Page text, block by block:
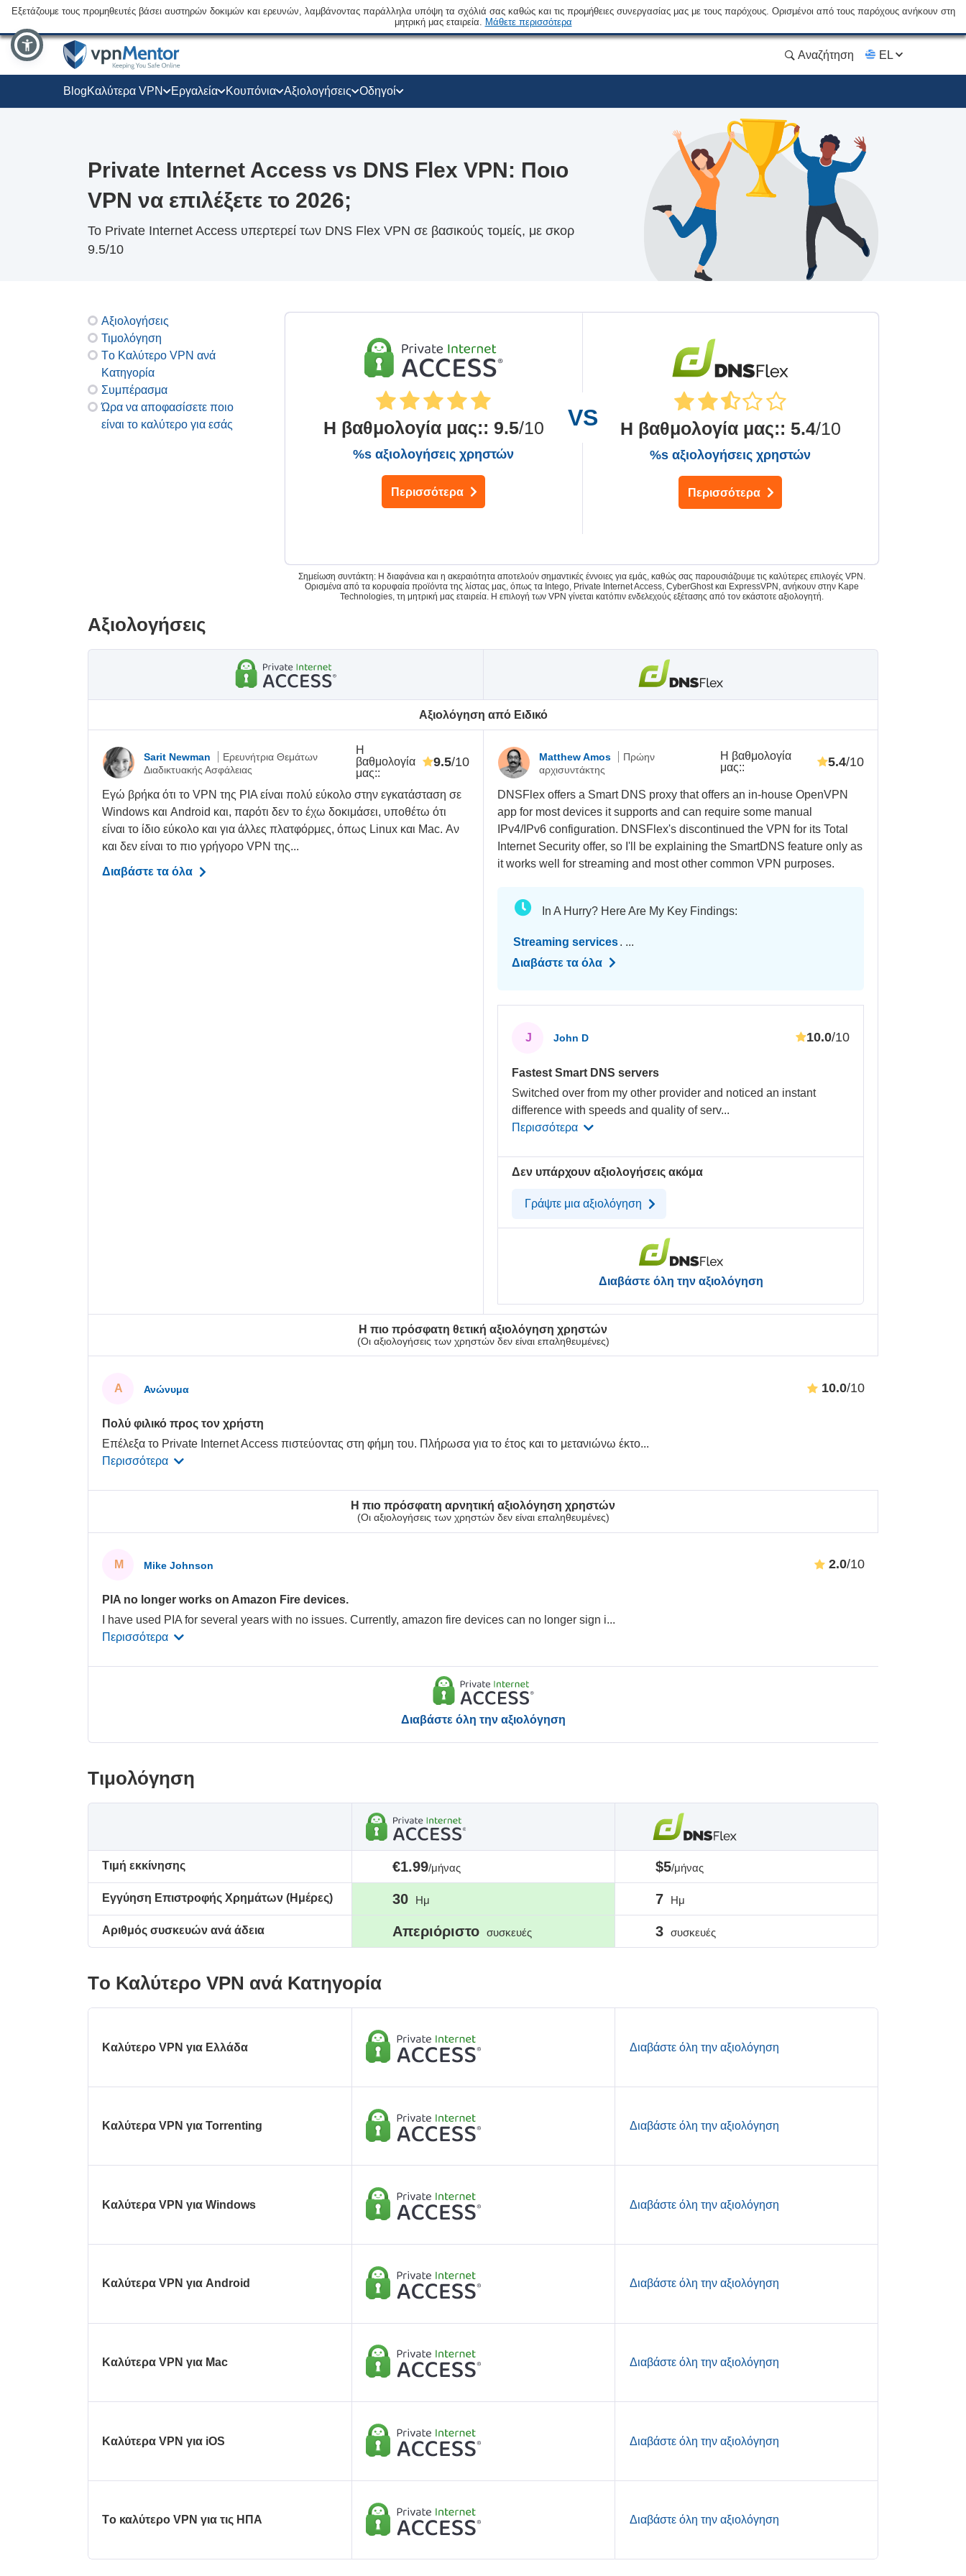
Εξετάζουμε τους προμηθευτές βάσει αυστηρών δοκιμών και ερευνών, λαμβάνοντας παράλληλα υπόψη τα σχόλιά σας καθώς και τις προμήθειες συνεργασίας μας με τους παρόχους. Ορισμένοι από τους παρόχους ανήκουν στη
μητρική μας εταιρεία. Μάθετε περισσότερα
Αναζήτηση EL
BlogΚαλύτερα VPN Εργαλεία Κουπόνια Αξιολογήσεις Οδηγοί
Private Internet Access vs DNS Flex VPN: Ποιο
VPN να επιλέξετε το 2026;
Το Private Internet Access υπερτερεί των DNS Flex VPN σε βασικούς τομείς, με σκορ
9.5/10
Αξιολογήσεις
Τιμολόγηση
Τo Καλύτερo VPN ανά
Κατηγορία
Συμπέρασμα
Ώρα να αποφασίσετε ποιο
είναι το καλύτερο για εσάς
Η βαθμολογία μας:: 9.5/10
%s αξιολογήσεις χρηστών
Περισσότερα
Η βαθμολογία μας:: 5.4/10
%s αξιολογήσεις χρηστών
Περισσότερα
Σημείωση συντάκτη: Η διαφάνεια και η ακεραιότητα αποτελούν σημαντικές έννοιες για εμάς, καθώς σας παρουσιάζουμε τις καλύτερες επιλογές VPN.
Ορισμένα από τα κορυφαία προϊόντα της λίστας μας, όπως τα Intego, Private Internet Access, CyberGhost και ExpressVPN, ανήκουν στην Kape
Technologies, τη μητρική μας εταιρεία. Η επιλογή των VPN γίνεται κατόπιν ενδελεχούς εξέτασης από τον εκάστοτε αξιολογητή.
Αξιολογήσεις
Αξιολόγηση από Ειδικό
Η πιο πρόσφατη θετική αξιολόγηση χρηστών
(Οι αξιολογήσεις των χρηστών δεν είναι επαληθευμένες)
Η πιο πρόσφατη αρνητική αξιολόγηση χρηστών
(Οι αξιολογήσεις των χρηστών δεν είναι επαληθευμένες)
Sarit Newman
Ερευνήτρια Θεμάτων
Διαδικτυακής Ασφάλειας
Η
βαθμολογία
μας::
9.5/10
Εγώ βρήκα ότι το VPN της PIA είναι πολύ εύκολο στην εγκατάσταση σε
Windows και Android και, παρότι δεν το έχω δοκιμάσει, υποθέτω ότι
είναι το ίδιο εύκολο και για άλλες πλατφόρμες, όπως Linux και Mac. Αν
και δεν είναι το πιο γρήγορο VPN της...
Διαβάστε τα όλα
Α Ανώνυμα 10.0/10
Πολύ φιλικό προς τον χρήστη
Επέλεξα το Private Internet Access πιστεύοντας στη φήμη του. Πλήρωσα για το έτος και το μετανιώνω έκτο...
Περισσότερα
M Mike Johnson 2.0/10
PIA no longer works on Amazon Fire devices.
I have used PIA for several years with no issues. Currently, amazon fire devices can no longer sign i...
Περισσότερα
Διαβάστε όλη την αξιολόγηση
Matthew Amos
Πρώην
αρχισυντάκτης
Η βαθμολογία
μας:: 5.4/10
DNSFlex offers a Smart DNS proxy that offers an in-house OpenVPN
app for most devices it supports and can require some manual
IPv4/IPv6 configuration. DNSFlex's discontinued the VPN for its Total
Internet Security offer, so I'll be explaining the SmartDNS feature only as
it works well for streaming and most other common VPN purposes.
In A Hurry? Here Are My Key Findings:
Streaming services. ...
Διαβάστε τα όλα
J John D 10.0/10
Fastest Smart DNS servers
Switched over from my other provider and noticed an instant
difference with speeds and quality of serv...
Περισσότερα
Δεν υπάρχουν αξιολογήσεις ακόμα
Γράψτε μια αξιολόγηση
Διαβάστε όλη την αξιολόγηση
Τιμολόγηση
Τιμή εκκίνησης
Εγγύηση Επιστροφής Χρημάτων (Ημέρες)
Αριθμός συσκευών ανά άδεια
€1.99/μήνας
30 Ημ
Απεριόριστο συσκευές
$5/μήνας
7 Ημ
3 συσκευές
Τo Καλύτερo VPN ανά Κατηγορία
Καλύτερο VPN για Ελλάδα Διαβάστε όλη την αξιολόγηση
Καλύτερα VPN για Torrenting Διαβάστε όλη την αξιολόγηση
Καλύτερα VPN για Windows Διαβάστε όλη την αξιολόγηση
Καλύτερα VPN για Android Διαβάστε όλη την αξιολόγηση
Καλύτερα VPN για Mac Διαβάστε όλη την αξιολόγηση
Καλύτερα VPN για iOS Διαβάστε όλη την αξιολόγηση
Τo καλύτερo VPN για τις ΗΠΑ Διαβάστε όλη την αξιολόγηση